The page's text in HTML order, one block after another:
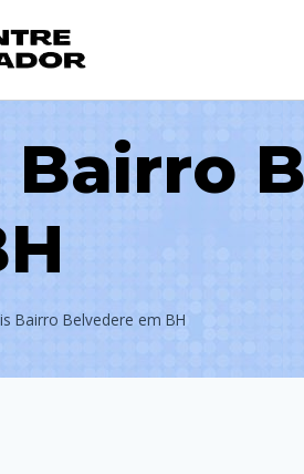
Bairro Belvedere em BH